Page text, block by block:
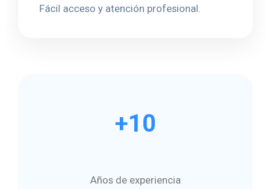
Fácil acceso y atención profesional.
+10
Años de experiencia